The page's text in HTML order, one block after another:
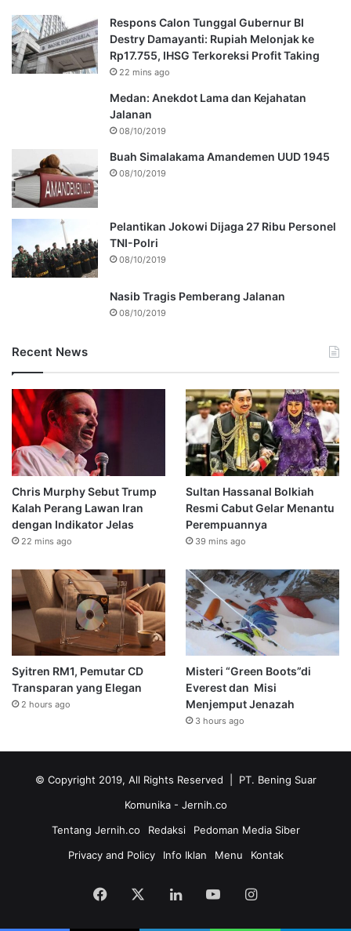
Respons Calon Tunggal Gubernur BI
Destry Damayanti: Rupiah Melonjak ke
Rp17.755, IHSG Terkoreksi Profit Taking
22 mins ago
Medan: Anekdot Lama dan Kejahatan
Jalanan
08/10/2019
Buah Simalakama Amandemen UUD 1945
08/10/2019
Pelantikan Jokowi Dijaga 27 Ribu Personel
TNI-Polri
08/10/2019
Nasib Tragis Pemberang Jalanan
08/10/2019
Recent News
Chris Murphy Sebut Trump
Kalah Perang Lawan Iran
dengan Indikator Jelas
22 mins ago
Sultan Hassanal Bolkiah
Resmi Cabut Gelar Menantu
Perempuannya
39 mins ago
Syitren RM1, Pemutar CD
Transparan yang Elegan
2 hours ago
Misteri “Green Boots”di
Everest dan Misi
Menjemput Jenazah
3 hours ago
© Copyright 2019, All Rights Reserved | PT. Bening Suar
Komunika - Jernih.co
Tentang Jernih.co
Redaksi
Pedoman Media Siber
Privacy and Policy
Info Iklan Menu Kontak
Facebook LinkedInYouTubeInstagram